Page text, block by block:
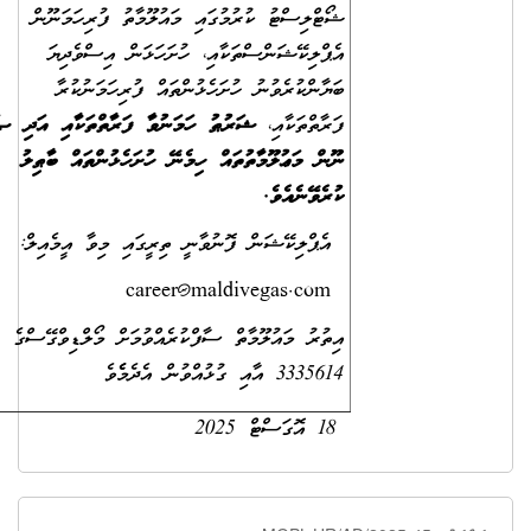
ޝޯޓްލިސްޓު ކުރުމުގައި މައުލޫމާތު ފުރިހަމަނޫން
އެޕްލިކޭޝަންސްތަކާއި، ހުށަހަޅަން އިސްވެދިޔަ
ބަޔާންކުރެވުނު ހުށަހެޅުންތައް ފުރިހަމަނުކުރާ
ފަރާތްތަކާއި،ޝަރުޠު ހަމަނުވާ ފަރާތްތަކާއި އަދި ޞައްޙަ
ނޫން މަޢުލޫމާތުތައް ހިމެނޭ ހުށަހެޅުންތައް ބާޠިލު
ކުރެވޭނެއެވެ.
އެޕްލިކޭޝަން ފޮނުވާނީ ތިރީގައި މިވާ އީމެއިލް:
career@maldivegas.com
އިތުރު މައުލޫމާތް ސާފްކުރެއްވުމަށް މޯލްޑިވްގޭސްގެ ނަމްބަރ
3335614 އާއި ގުޅުއްވުން އެދެމެެވެ